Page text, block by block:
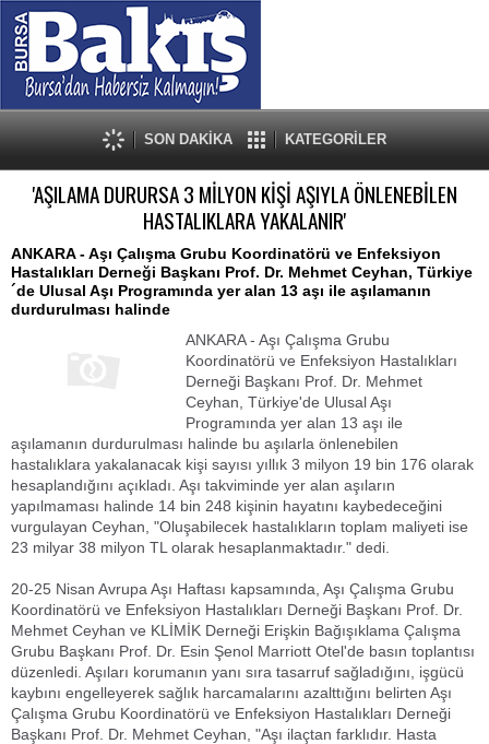
SON DAKİKA KATEGORİLER
'AŞILAMA DURURSA 3 MİLYON KİŞİ AŞIYLA ÖNLENEBİLEN
HASTALIKLARA YAKALANIR'
ANKARA - Aşı Çalışma Grubu Koordinatörü ve Enfeksiyon
Hastalıkları Derneği Başkanı Prof. Dr. Mehmet Ceyhan, Türkiye
´de Ulusal Aşı Programında yer alan 13 aşı ile aşılamanın
durdurulması halinde
ANKARA - Aşı Çalışma Grubu
Koordinatörü ve Enfeksiyon Hastalıkları
Derneği Başkanı Prof. Dr. Mehmet
Ceyhan, Türkiye'de Ulusal Aşı
Programında yer alan 13 aşı ile
aşılamanın durdurulması halinde bu aşılarla önlenebilen
hastalıklara yakalanacak kişi sayısı yıllık 3 milyon 19 bin 176 olarak
hesaplandığını açıkladı. Aşı takviminde yer alan aşıların
yapılmaması halinde 14 bin 248 kişinin hayatını kaybedeceğini
vurgulayan Ceyhan, "Oluşabilecek hastalıkların toplam maliyeti ise
23 milyar 38 milyon TL olarak hesaplanmaktadır." dedi.
20-25 Nisan Avrupa Aşı Haftası kapsamında, Aşı Çalışma Grubu
Koordinatörü ve Enfeksiyon Hastalıkları Derneği Başkanı Prof. Dr.
Mehmet Ceyhan ve KLİMİK Derneği Erişkin Bağışıklama Çalışma
Grubu Başkanı Prof. Dr. Esin Şenol Marriott Otel'de basın toplantısı
düzenledi. Aşıları korumanın yanı sıra tasarruf sağladığını, işgücü
kaybını engelleyerek sağlık harcamalarını azalttığını belirten Aşı
Çalışma Grubu Koordinatörü ve Enfeksiyon Hastalıkları Derneği
Başkanı Prof. Dr. Mehmet Ceyhan, "Aşı ilaçtan farklıdır. Hasta